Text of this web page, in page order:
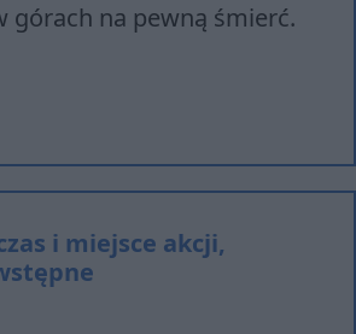
górach na pewną śmierć.
i miejsce akcji,